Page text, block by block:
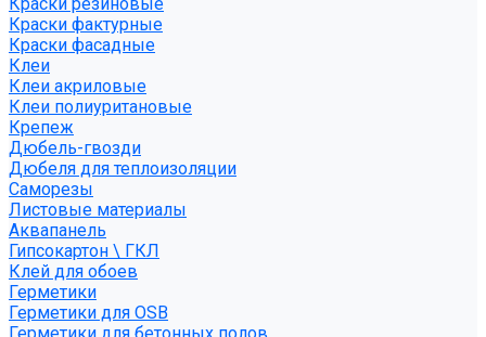
Краски фактурные
Краски фасадные
Клеи
Клеи акриловые
Клеи полиуритановые
Крепеж
Дюбель-гвозди
Дюбеля для теплоизоляции
Саморезы
Листовые материалы
Аквапанель
Гипсокартон \ ГКЛ
Клей для обоев
Герметики
Герметики для OSB